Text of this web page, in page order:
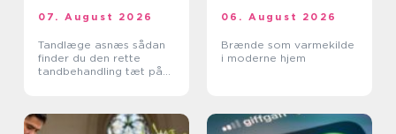
07. August 2026
Tandlæge asnæs sådan
finder du den rette
tandbehandling tæt på
06. August 2026
Brænde som varmekilde
i moderne hjem